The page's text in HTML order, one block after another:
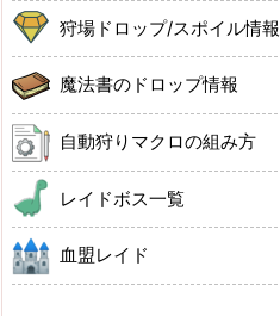
狩場ドロップ/スポイル情報
魔法書のドロップ情報
自動狩りマクロの組み方
レイドボス一覧
血盟レイド